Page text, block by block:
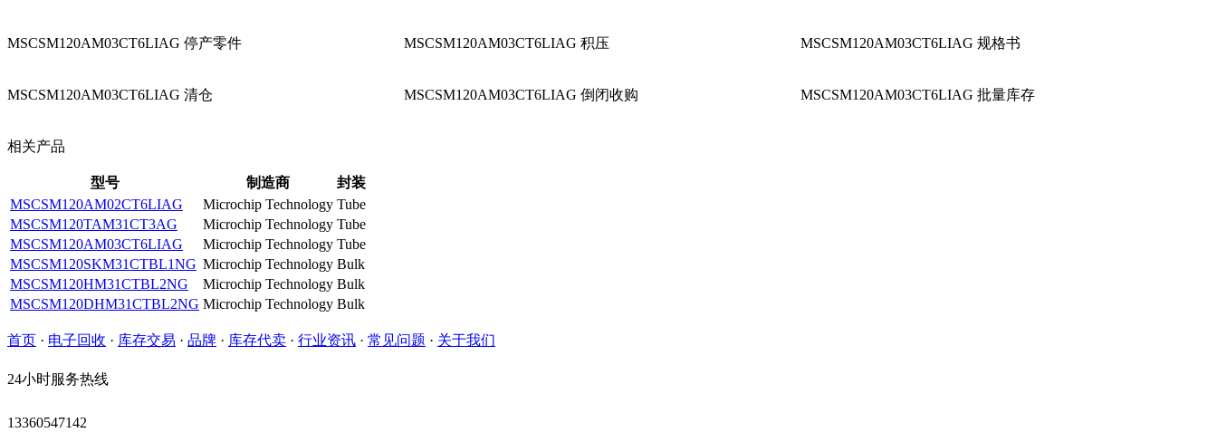
MSCSM120AM03CT6LIAG 停产零件 MSCSM120AM03CT6LIAG 积压 MSCSM120AM03CT6LIAG 规格书
MSCSM120AM03CT6LIAG 清仓 MSCSM120AM03CT6LIAG 倒闭收购 MSCSM120AM03CT6LIAG 批量库存
相关产品
型号 制造商
封装
MSCSM120AM02CT6LIAG
Microchip Technology Tube
MSCSM120TAM31CT3AG
Microchip Technology Tube
MSCSM120AM03CT6LIAG
Microchip Technology Tube
MSCSM120SKM31CTBL1NG Microchip Technology Bulk
MSCSM120HM31CTBL2NG
Microchip Technology Bulk
MSCSM120DHM31CTBL2NG Microchip Technology Bulk
首页 · 电子回收 · 库存交易 · 品牌 · 库存代卖 · 行业资讯 · 常见问题 · 关于我们
24小时服务热线
13360547142